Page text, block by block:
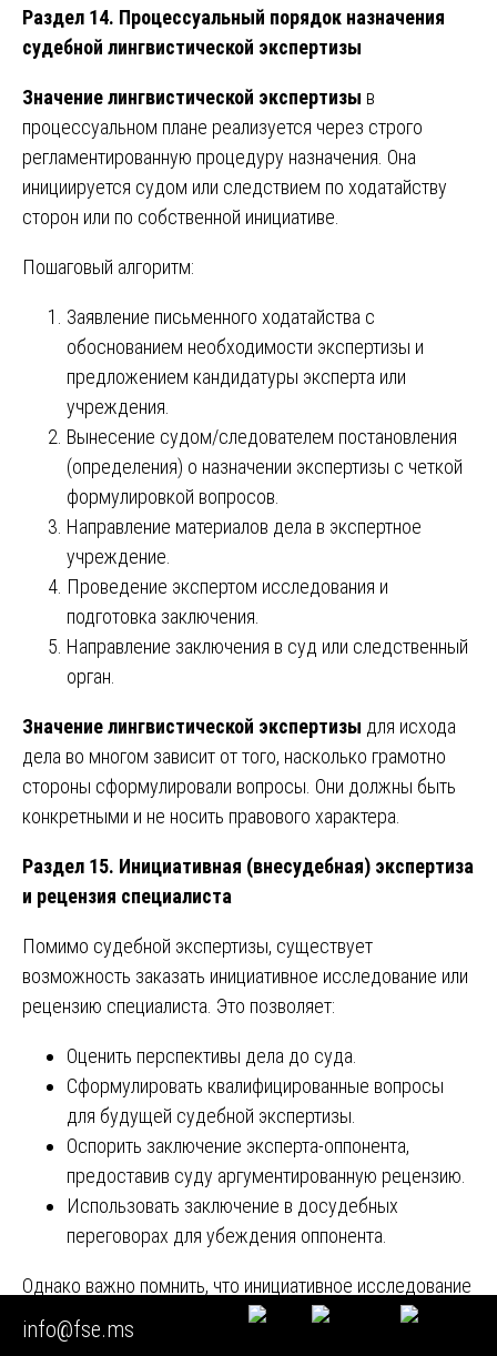
Раздел 14. Процессуальный порядок назначения
судебной лингвистической экспертизы
Значение лингвистической экспертизы в
процессуальном плане реализуется через строго
регламентированную процедуру назначения. Она
инициируется судом или следствием по ходатайству
сторон или по собственной инициативе.
Пошаговый алгоритм:
Заявление письменного ходатайства с
обоснованием необходимости экспертизы и
предложением кандидатуры эксперта или
учреждения.
Вынесение судом/следователем постановления
(определения) о назначении экспертизы с четкой
формулировкой вопросов.
Направление материалов дела в экспертное
учреждение.
Проведение экспертом исследования и
подготовка заключения.
Направление заключения в суд или следственный
орган.
Значение лингвистической экспертизы для исхода
дела во многом зависит от того, насколько грамотно
стороны сформулировали вопросы. Они должны быть
конкретными и не носить правового характера.
Раздел 15. Инициативная (внесудебная) экспертиза
и рецензия специалиста
Помимо судебной экспертизы, существует
возможность заказать инициативное исследование или
рецензию специалиста. Это позволяет:
Оценить перспективы дела до суда.
Сформулировать квалифицированные вопросы
для будущей судебной экспертизы.
Оспорить заключение эксперта-оппонента,
предоставив суду аргументированную рецензию.
Использовать заключение в досудебных
переговорах для убеждения оппонента.
Однако важно помнить, что инициативное исследование
не является судебным доказательством, а является
письменным мнением специалиста. Однако
info@fse.ms